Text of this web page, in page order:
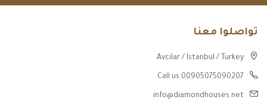
تواصلوا معنا
Avcilar / Istanbul / Turkey
Call us 00905075090207
info@diamondhouses.net